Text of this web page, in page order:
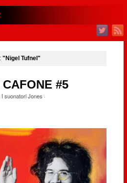
"Nigel Tufnel"
#5
I suonatori Jones ·